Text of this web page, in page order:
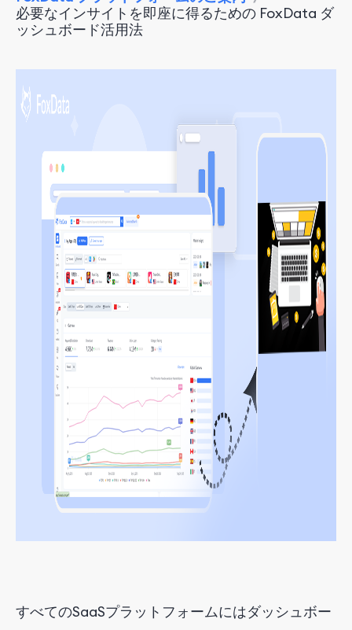
必要なインサイトを即座に得るための FoxData ダ
ッシュボード活用法
すべてのSaaSプラットフォームにはダッシュボー